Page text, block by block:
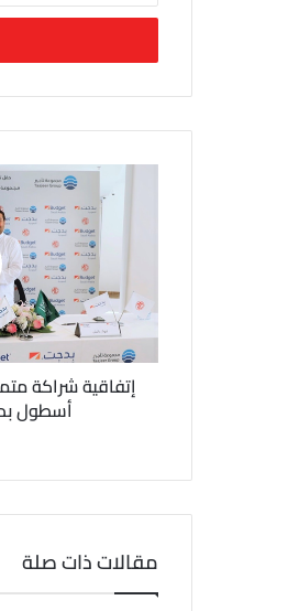
خ
ب
د
ك
ر
و
ن
إتفاقية شراكة
أسطول
مقالات ذات صلة